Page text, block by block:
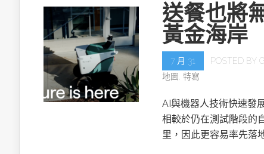
送餐也將
黃金海岸
7 月 31 POSTED BY
地圖 特寫
AI與機器人技術快速發
相較於仍在測試階段的
里，因此更容易率先落